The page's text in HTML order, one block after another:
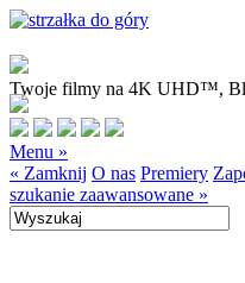
Twoje filmy na 4K UHD™,
Menu »
« Zamknij O nas Premiery
szukanie zaawansowane »